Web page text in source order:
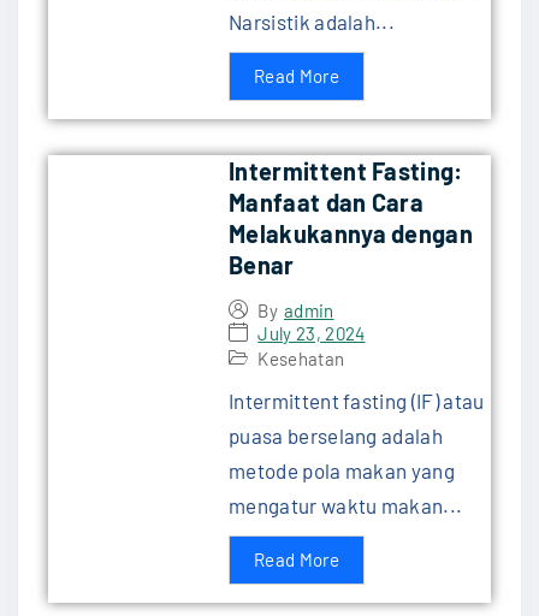
Narsistik adalah...
Read More
Intermittent Fasting:
Manfaat dan Cara
Melakukannya dengan
Benar
By admin
July 23, 2024
Kesehatan
Intermittent fasting (IF) atau
puasa berselang adalah
metode pola makan yang
mengatur waktu makan...
Read More